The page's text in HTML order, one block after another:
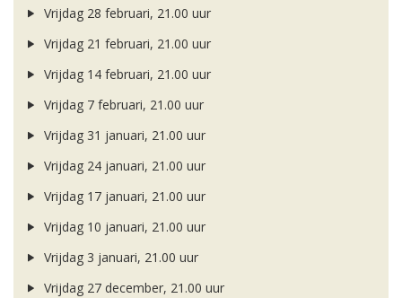
Vrijdag 28 februari, 21.00 uur
Vrijdag 21 februari, 21.00 uur
Vrijdag 14 februari, 21.00 uur
Vrijdag 7 februari, 21.00 uur
Vrijdag 31 januari, 21.00 uur
Vrijdag 24 januari, 21.00 uur
Vrijdag 17 januari, 21.00 uur
Vrijdag 10 januari, 21.00 uur
Vrijdag 3 januari, 21.00 uur
Vrijdag 27 december, 21.00 uur